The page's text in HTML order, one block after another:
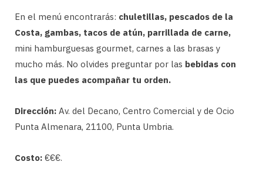
En el menú encontrarás: chuletillas, pescados de la
Costa, gambas, tacos de atún, parrillada de carne,
mini hamburguesas gourmet, carnes a las brasas y
mucho más. No olvides preguntar por las bebidas con
las que puedes acompañar tu orden.
Dirección: Av. del Decano, Centro Comercial y de Ocio
Punta Almenara, 21100, Punta Umbria.
Costo: €€€.